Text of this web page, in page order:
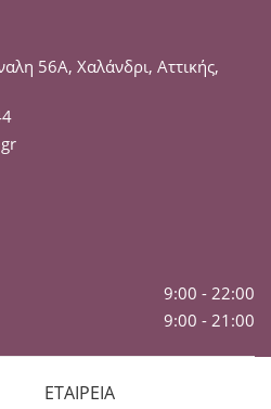
56Α, Χαλάνδρι, Αττικής,
9:00 - 22:00
9:00 - 21:00
ΕΤΑΙΡΕΊΑ